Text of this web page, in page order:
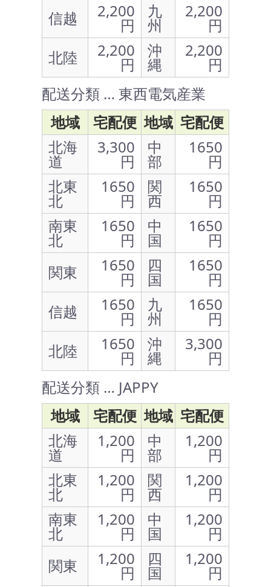
信越
2,200
円
九
州
2,200
円
北陸
2,200
円
沖
縄
2,200
円
配送分類 … 東西電気産業
地域
宅配便 地域 宅配便
北海
道
3,300
円
中
部
1650
円
北東
北
1650
円
関
西
1650
円
南東
北
1650
円
中
国
1650
円
関東
1650
円
四
国
1650
円
信越
1650
円
九
州
1650
円
北陸
1650
円
沖
縄
3,300
円
配送分類 … JAPPY
地域
宅配便 地域 宅配便
北海
道
1,200
円
中
部
1,200
円
北東
北
1,200
円
関
西
1,200
円
南東
北
1,200
円
中
国
1,200
円
関東
1,200
円
四
国
1,200
円